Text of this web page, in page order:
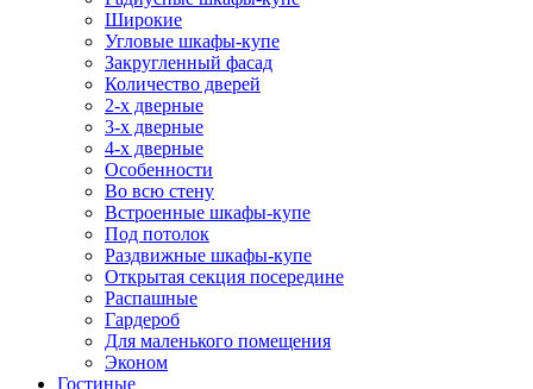
Широкие
Угловые шкафы-купе
Закругленный фасад
Количество дверей
2-х дверные
3-х дверные
4-х дверные
Особенности
Во всю стену
Встроенные шкафы-купе
Под потолок
Раздвижные шкафы-купе
Открытая секция посередине
Распашные
Гардероб
Для маленького помещения
Эконом
Гостиные